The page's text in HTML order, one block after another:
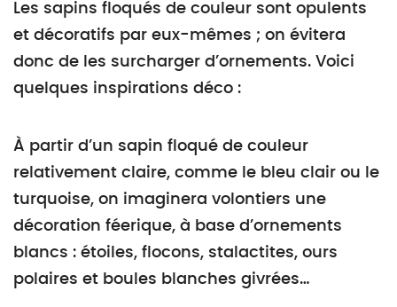
Les sapins floqués de couleur sont opulents
et décoratifs par eux-mêmes ; on évitera
donc de les surcharger d’ornements. Voici
quelques inspirations déco :
À partir d’un sapin floqué de couleur
relativement claire, comme le bleu clair ou le
turquoise, on imaginera volontiers une
décoration féerique, à base d’ornements
blancs : étoiles, flocons, stalactites, ours
polaires et boules blanches givrées…